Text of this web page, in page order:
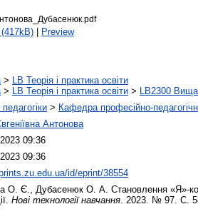
| Preview
> LB Теорія і практика освіти
> LB Теорія і практика освіти > LB2300 Вища
педагогіки > Кафедра професійно-
Антонова
09:36
09:36
id/eprint/38554
О. Є., Дубасенюк О. А. Становлення «Я»-
Нові технології навчання. 2023. № 97. С.